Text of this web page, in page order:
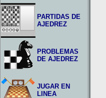
PARTIDAS DE
AJEDREZ
PROBLEMAS
DE AJEDREZ
JUGAR EN
LINEA